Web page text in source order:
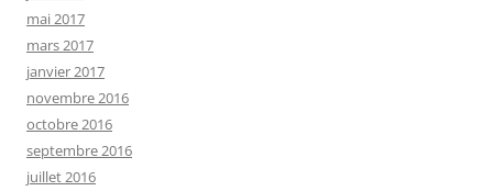
mai 2017
mars 2017
janvier 2017
novembre 2016
octobre 2016
septembre 2016
juillet 2016